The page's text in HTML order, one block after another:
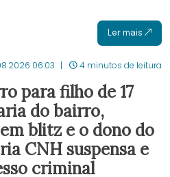
Ler mais
06:03 4 minutos de leitura
para filho de 17
do bairro,
blitz e o dono do
CNH suspensa e
criminal